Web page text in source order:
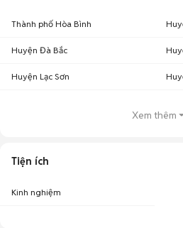
Thành phố Hòa Bình
Huyện Đà Bắc
Huyện Lạc Sơn
Xem thêm
Tiện ích
Kinh nghiệm